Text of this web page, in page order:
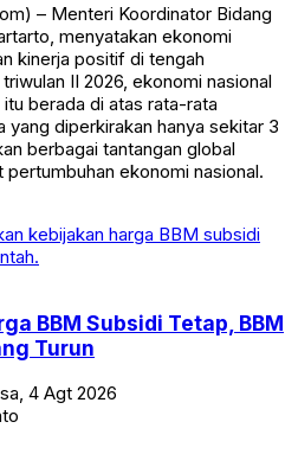
– Menteri Koordinator Bidang
menyatakan ekonomi
kinerja positif di tengah
II 2026, ekonomi nasional
berada di atas rata-rata
yang diperkirakan hanya sekitar 3
berbagai tantangan global
ekonomi nasional.
BBM Subsidi Tetap, BBM
Turun
4 Agt 2026